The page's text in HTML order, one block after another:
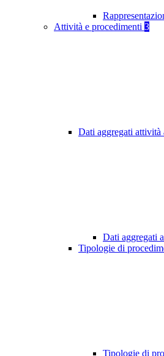
Attività e procedimenti 3
Dati aggregati attività
Dati aggregati
Tipologie di
Tipologie di